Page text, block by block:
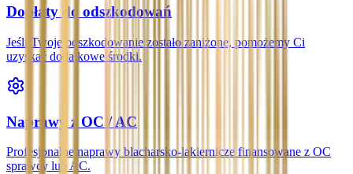
Dopłaty do odszkodowań
Jeśli Twoje odszkodowanie zostało zaniżone, pomożemy Ci
uzyskać dodatkowe środki.
Naprawy z OC / AC
Profesjonalne naprawy blacharsko-lakiernicze finansowane z OC
sprawcy lub AC.